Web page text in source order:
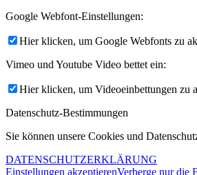
Google Webfont-Einstellungen:
Hier klicken, um Google Webfonts zu
Vimeo und Youtube Video bettet ein:
Hier klicken, um Videoeinbettungen zu
Datenschutz-Bestimmungen
Sie können unsere Cookies und
DATENSCHUTZERKLÄRUNG
Einstellungen akzeptierenVerberge nur die